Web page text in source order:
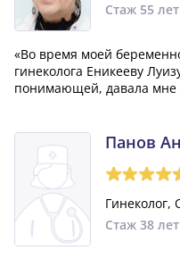
Стаж 55 лет
«Во время моей
гинеколога Еникееву
понимающей, давала мне
беременности яПанов
Гинеколог,
Стаж 38 лет